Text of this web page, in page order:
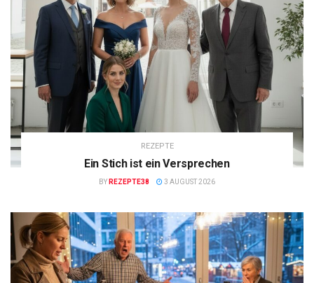
REZEPTE
Ein Stich ist ein Versprechen
BY REZEPTE38 3 AUGUST 2026